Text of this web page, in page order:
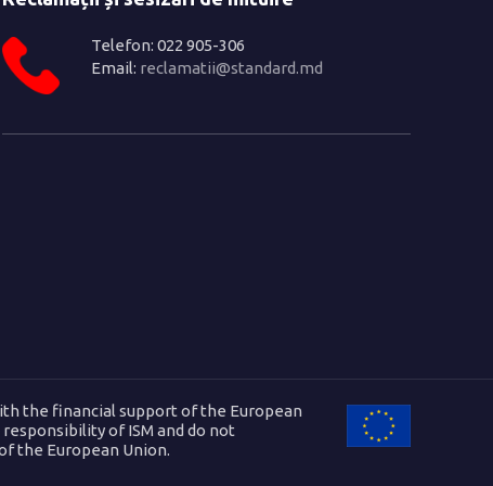
Telefon: 022 905-306
Email: reclamatii@standard.md
the financial support of the European
of ISM and do not
the European Union.